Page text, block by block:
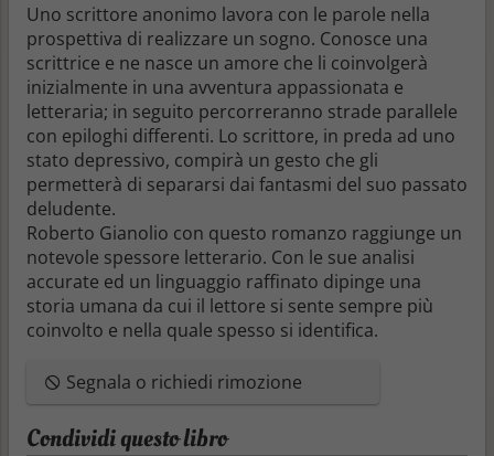
Uno scrittore anonimo lavora con le parole nella
prospettiva di realizzare un sogno. Conosce una
scrittrice e ne nasce un amore che li coinvolgerà
inizialmente in una avventura appassionata e
letteraria; in seguito percorreranno strade parallele
con epiloghi differenti. Lo scrittore, in preda ad uno
stato depressivo, compirà un gesto che gli
permetterà di separarsi dai fantasmi del suo passato
deludente.
Roberto Gianolio con questo romanzo raggiunge un
notevole spessore letterario. Con le sue analisi
accurate ed un linguaggio raffinato dipinge una
storia umana da cui il lettore si sente sempre più
coinvolto e nella quale spesso si identifica.
Segnala o richiedi rimozione
Condividi questo libro